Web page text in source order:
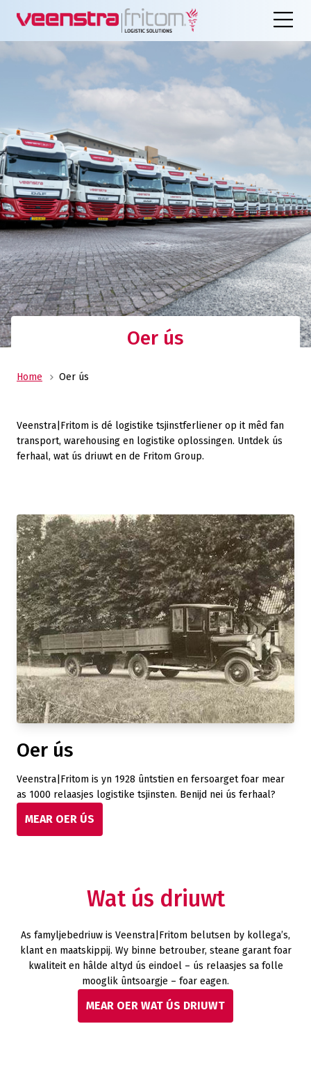
Oer ús
Home Oer ús
Veenstra|Fritom is dé logistike tsjinstferliener op it mêd fan
transport, warehousing en logistike oplossingen. Untdek ús
ferhaal, wat ús driuwt en de Fritom Group.
Oer ús
Veenstra|Fritom is yn 1928 ûntstien en fersoarget foar mear
as 1000 relaasjes logistike tsjinsten. Benijd nei ús ferhaal?
MEAR OER ÚS
Wat ús driuwt
As famyljebedriuw is Veenstra|Fritom belutsen by kollega’s,
klant en maatskippij. Wy binne betrouber, steane garant foar
kwaliteit en hâlde altyd ús eindoel – ús relaasjes sa folle
mooglik ûntsoargje – foar eagen.
MEAR OER WAT ÚS DRIUWT